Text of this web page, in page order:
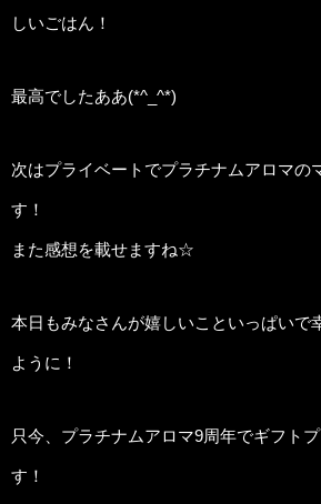
しいごはん！
最高でしたああ(*^_^*)
次はプライベートでプラチナムアロマの
す！
また感想を載せますね☆
本日もみなさんが嬉しいこといっぱいで
ように！
只今、プラチナムアロマ9周年でギフト
す！